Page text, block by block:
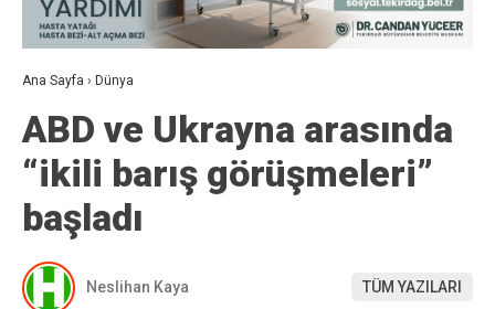
Ana Sayfa › Dünya
ABD ve Ukrayna arasında
“ikili barış görüşmeleri”
başladı
Neslihan Kaya TÜM YAZILARI